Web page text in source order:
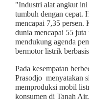
"Industri alat angkut ini
tumbuh dengan cepat.
mencapai 7,35 persen.
dunia mencapai 55
mendukung agenda
bermotor listrik
Pada kesempatan
Prasodjo menyatakan
memproduksi mobil
konsumen di Tanah Air.